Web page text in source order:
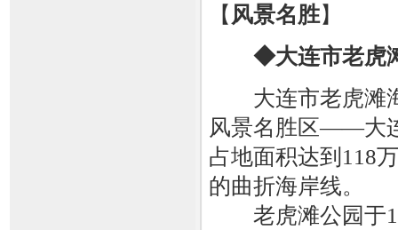
【 风景名胜】
◆大连市老虎
大连市老虎滩
风景名胜区——大
占地面积达到118
的曲折海岸线。
老虎滩公园于